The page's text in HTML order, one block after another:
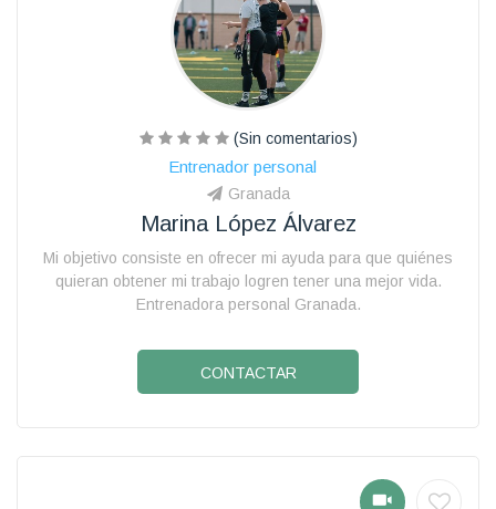
(Sin comentarios)
Entrenador personal
Granada
Marina López Álvarez
Mi objetivo consiste en ofrecer mi ayuda para que quiénes
quieran obtener mi trabajo logren tener una mejor vida.
Entrenadora personal Granada.
CONTACTAR